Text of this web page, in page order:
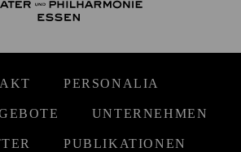
PERSONALIA
UNTERNEHMEN
PUBLIKATIONEN